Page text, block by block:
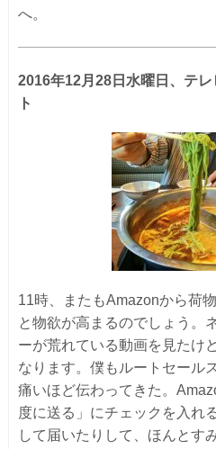
へ。
2016年12月28日水曜日、テ
ト
11時、またもAmazonから荷
と物欲が高まるのでしょう。
ーが荒れている動画を見たけ
なります。僕もルートセール
痛いほど伝わってきた。
度に送る」にチェックを入れ
して届いたりして、ほんとす